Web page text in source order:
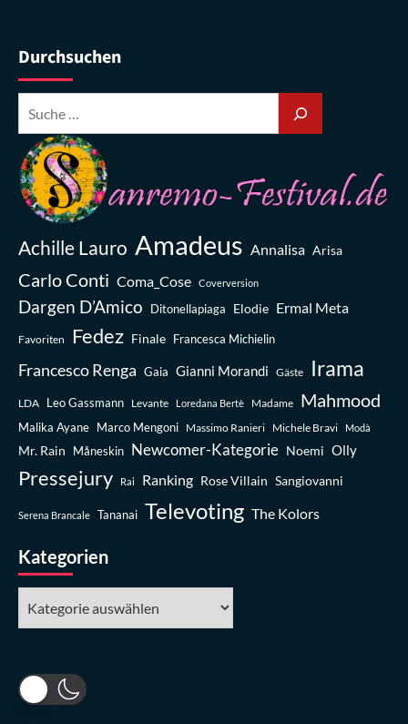
Durchsuchen
Achille Lauro Amadeus Annalisa Arisa
Carlo Conti Coma_Cose Coverversion
Dargen D’Amico Ditonellapiaga Elodie Ermal Meta
Favoriten Fedez Finale Francesca Michielin
Francesco Renga Gaia Gianni Morandi Gäste Irama
LDA Leo Gassmann Levante Loredana Bertè Madame Mahmood
Malika Ayane Marco Mengoni Massimo Ranieri Michele Bravi Modà
Mr. Rain Måneskin Newcomer-Kategorie Noemi Olly
Pressejury Rai Ranking Rose Villain Sangiovanni
Serena Brancale Tananai Televoting The Kolors
Kategorien